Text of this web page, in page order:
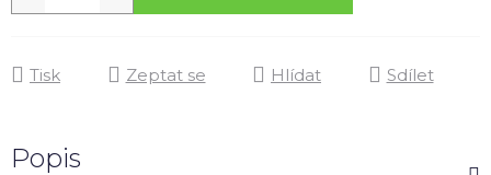
Tisk Zeptat se Hlídat Sdílet
Popis